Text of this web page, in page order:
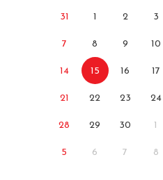
31 1 2 3
7 8 9 10
14 15 16 17
21 22 23 24
28 29 30 1
5 6 7 8